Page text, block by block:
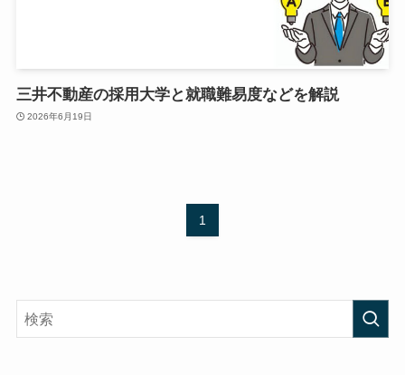
三井不動産の採用大学と就職難易度などを解説
2026年6月19日
1